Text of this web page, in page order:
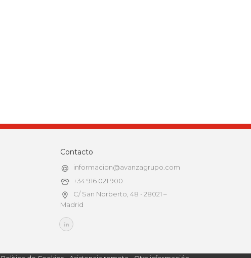
Contacto
informacion@avanzagrupo.com
+34 916 021 900
C/ San Norberto, 48 • 28021 –
Madrid